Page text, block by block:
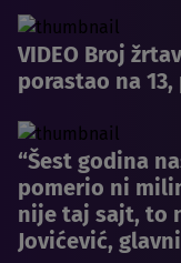
VIDEO Broj
porastao na
“Šest godina
pomerio ni
nije taj sajt, to
Jovićević,